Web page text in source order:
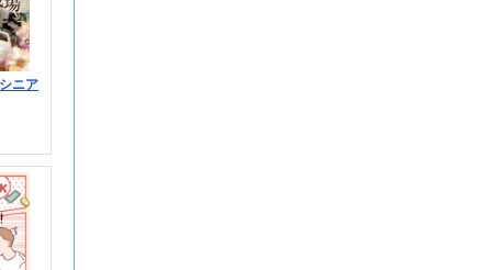
ニア